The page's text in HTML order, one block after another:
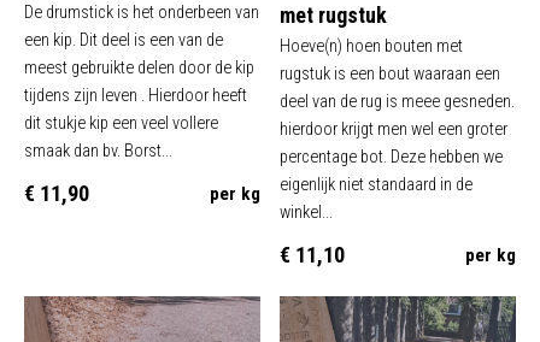
De drumstick is het onderbeen van
een kip. Dit deel is een van de
meest gebruikte delen door de kip
tijdens zijn leven . Hierdoor heeft
dit stukje kip een veel vollere
smaak dan bv. Borst...
€ 11,90 per kg
met rugstuk
Hoeve(n) hoen bouten met
rugstuk is een bout waaraan een
deel van de rug is meee gesneden.
hierdoor krijgt men wel een groter
percentage bot. Deze hebben we
eigenlijk niet standaard in de
winkel...
€ 11,10 per kg